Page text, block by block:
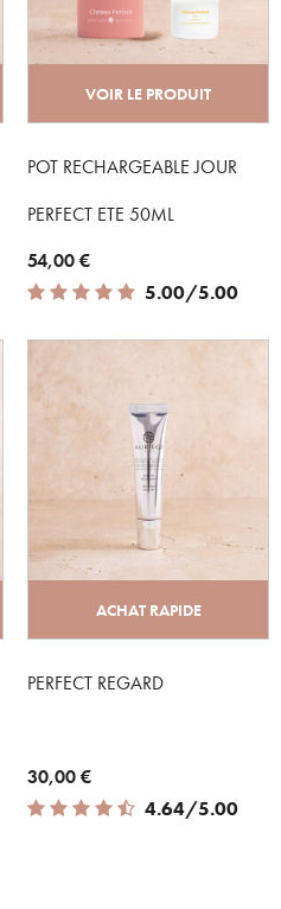
VOIR LE PRODUIT
POT RECHARGEABLE JOUR
PERFECT ETE 50ML
54,00 €
5.00 out of 5 Customer Rating
5.00/5.00
ACHAT RAPIDE
PERFECT REGARD
30,00 €
4.64 out of 5 Customer Rating
4.64/5.00